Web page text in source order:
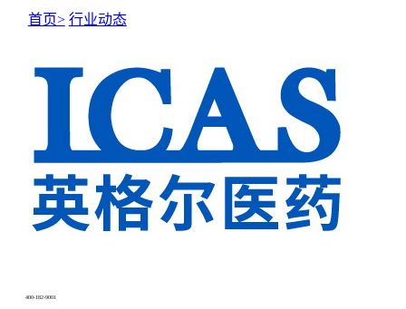
400-182-9001
NEWS CENTER
首页> 行业动态